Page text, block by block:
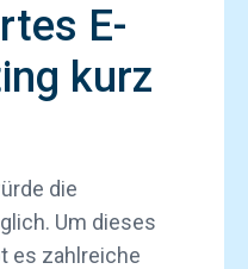
E-
kurz
die
Um dieses
es zahlreiche